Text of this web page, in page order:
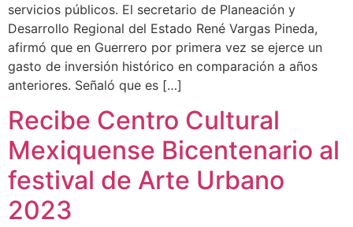
servicios públicos. El secretario de Planeación y
Desarrollo Regional del Estado René Vargas Pineda,
afirmó que en Guerrero por primera vez se ejerce un
gasto de inversión histórico en comparación a años
anteriores. Señaló que es […]
Recibe Centro Cultural
Mexiquense Bicentenario al
festival de Arte Urbano
2023